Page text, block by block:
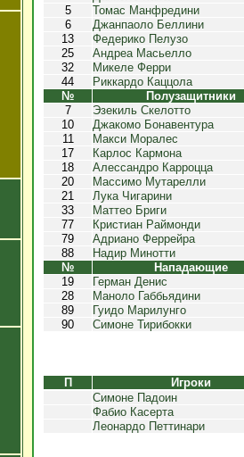
5
Томас Манфредини
6
Джанпаоло Беллини
13
Федерико Пелузо
25
Андреа Масьелло
32
Микеле Ферри
44
Риккардо Каццола
№
Полузащитники
7
Эзекиль Скелотто
10
Джакомо Бонавентура
11
Макси Моралес
17
Карлос Кармона
18
Алессандро Карроцца
20
Массимо Мутарелли
21
Лука Чигарини
33
Маттео Бриги
77
Кристиан Раймонди
79
Адриано Феррейра
88
Надир Минотти
№
Нападающие
19
Герман Денис
28
Маноло Габбьядини
89
Гуидо Марилунго
90
Симоне Тирибокки
П Игроки
Симоне Падоин
Фабио Касерта
Леонардо Петтинари